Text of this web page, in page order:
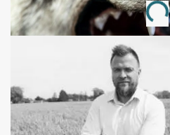
Loading...